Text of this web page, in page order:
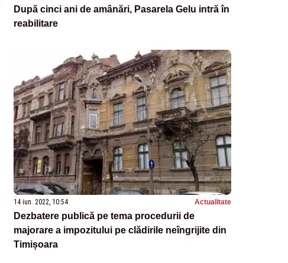
După cinci ani de amânări, Pasarela Gelu intră în
reabilitare
14 iun. 2022, 10:54 Actualitate
Dezbatere publică pe tema procedurii de
majorare a impozitului pe clădirile neîngrijite din
Timișoara